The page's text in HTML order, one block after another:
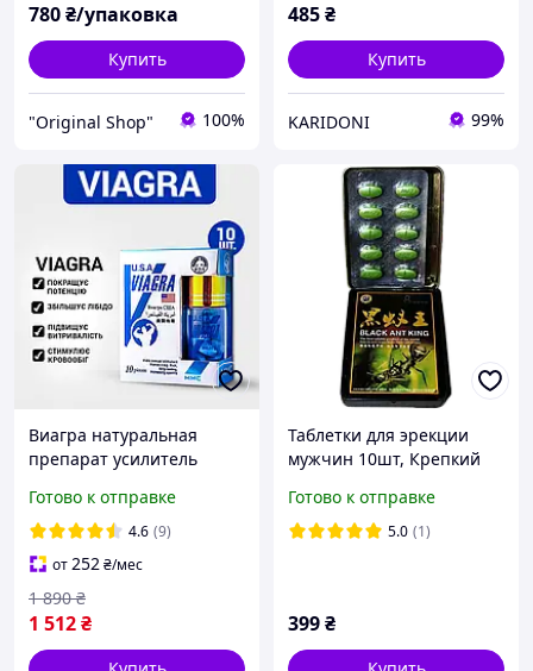
780₴/упаковка
Купить
"Original Shop" 100%
485₴
Купить
KARIDONI 99%
Виагра натуральная
препарат усилитель
вызывает таблетки для
эрекции либидо
повышения силы 10 шт
секса
Готово к отправке
4.6 (9)
от252₴/мес
1 512₴
1 890 ₴
Таблетки для эрекции
мужчин 10шт, Крепкий
импотенции для
мужского здоровья,
Готово к отправке
5.0 (1)
399₴